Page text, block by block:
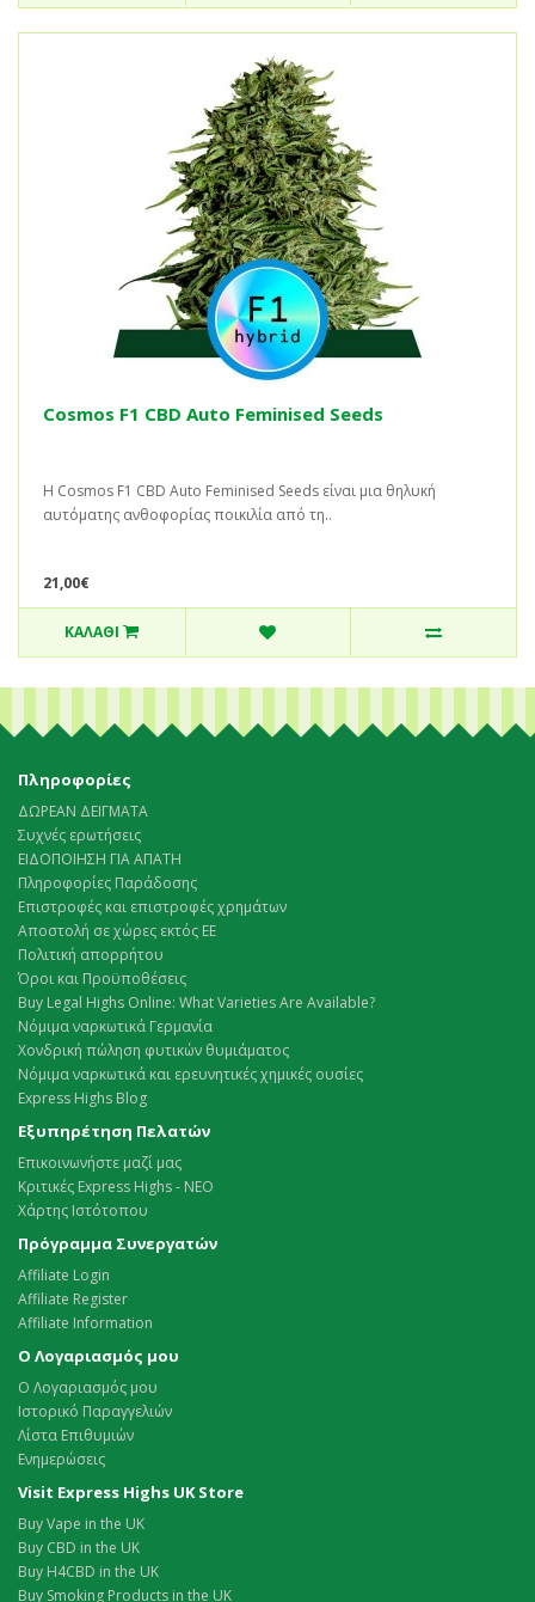
Cosmos F1 CBD Auto Feminised Seeds
Η Cosmos F1 CBD Auto Feminised Seeds είναι μια θηλυκή
αυτόματης ανθοφορίας ποικιλία από τη..
21,00€
ΚΑΛΆΘΙ
Πληροφορίες
ΔΩΡΕΑΝ ΔΕΙΓΜΑΤΑ
Συχνές ερωτήσεις
ΕΙΔΟΠΟΙΗΣΗ ΓΙΑ ΑΠΑΤΗ
Πληροφορίες Παράδοσης
Επιστροφές και επιστροφές χρημάτων
Αποστολή σε χώρες εκτός ΕΕ
Πολιτική απορρήτου
Όροι και Προϋποθέσεις
Buy Legal Highs Online: What Varieties Are Available?
Νόμιμα ναρκωτικά Γερμανία
Χονδρική πώληση φυτικών θυμιάματος
Νόμιμα ναρκωτικά και ερευνητικές χημικές ουσίες
Express Highs Blog
Εξυπηρέτηση Πελατών
Επικοινωνήστε μαζί μας
Κριτικές Express Highs - ΝΕΟ
Χάρτης Ιστότοπου
Πρόγραμμα Συνεργατών
Affiliate Login
Affiliate Register
Affiliate Information
Ο Λογαριασμός μου
Ο Λογαριασμός μου
Ιστορικό Παραγγελιών
Λίστα Επιθυμιών
Ενημερώσεις
Visit Express Highs UK Store
Buy Vape in the UK
Buy CBD in the UK
Buy H4CBD in the UK
Buy Smoking Products in the UK